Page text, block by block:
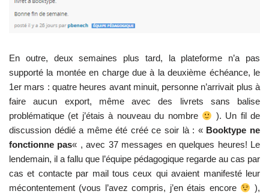
En outre, deux semaines plus tard, la plateforme n’a pas
supporté la montée en charge due à la deuxième échéance, le
1er mars : quatre heures avant minuit, personne n’arrivait plus à
faire aucun export, même avec des livrets sans balise
problématique (et j’étais à nouveau du nombre
). Un fil de
discussion dédié a même été créé ce soir là : « Booktype ne
fonctionne pas« , avec 37 messages en quelques heures! Le
lendemain, il a fallu que l’équipe pédagogique regarde au cas par
cas et contacte par mail tous ceux qui avaient manifesté leur
mécontentement (vous l’avez compris, j’en étais encore
),